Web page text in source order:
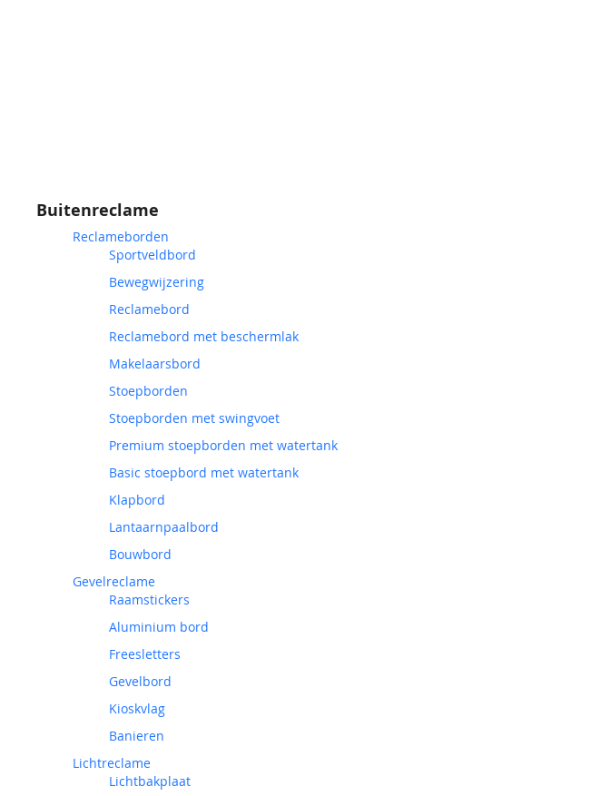
Buitenreclame
Reclameborden
Sportveldbord
Bewegwijzering
Reclamebord
Reclamebord met beschermlak
Makelaarsbord
Stoepborden
Stoepborden met swingvoet
Premium stoepborden met watertank
Basic stoepbord met watertank
Klapbord
Lantaarnpaalbord
Bouwbord
Gevelreclame
Raamstickers
Aluminium bord
Freesletters
Gevelbord
Kioskvlag
Banieren
Lichtreclame
Lichtbakplaat